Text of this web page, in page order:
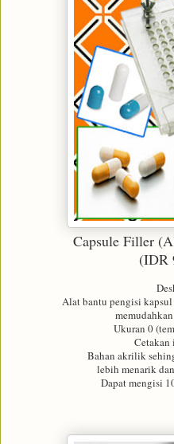
Capsule Filler
(IDR
Alat bantu pengisi
Ukuran 0
Cetakan
Bahan akrilik
lebih menarik
Dapat mengisi